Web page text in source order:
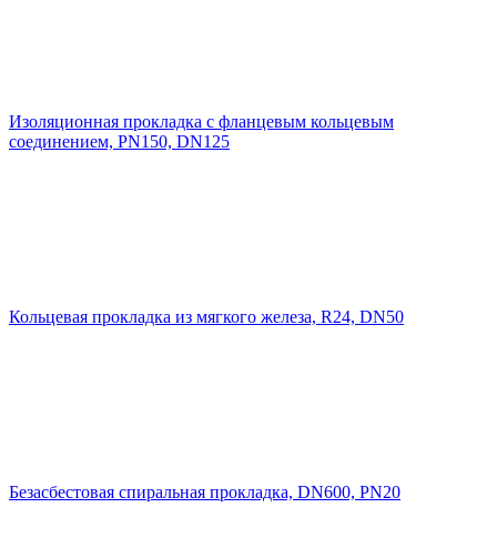
Изоляционная прокладка с фланцевым кольцевым
соединением, PN150, DN125
Кольцевая прокладка из мягкого железа, R24, DN50
Безасбестовая спиральная прокладка, DN600, PN20